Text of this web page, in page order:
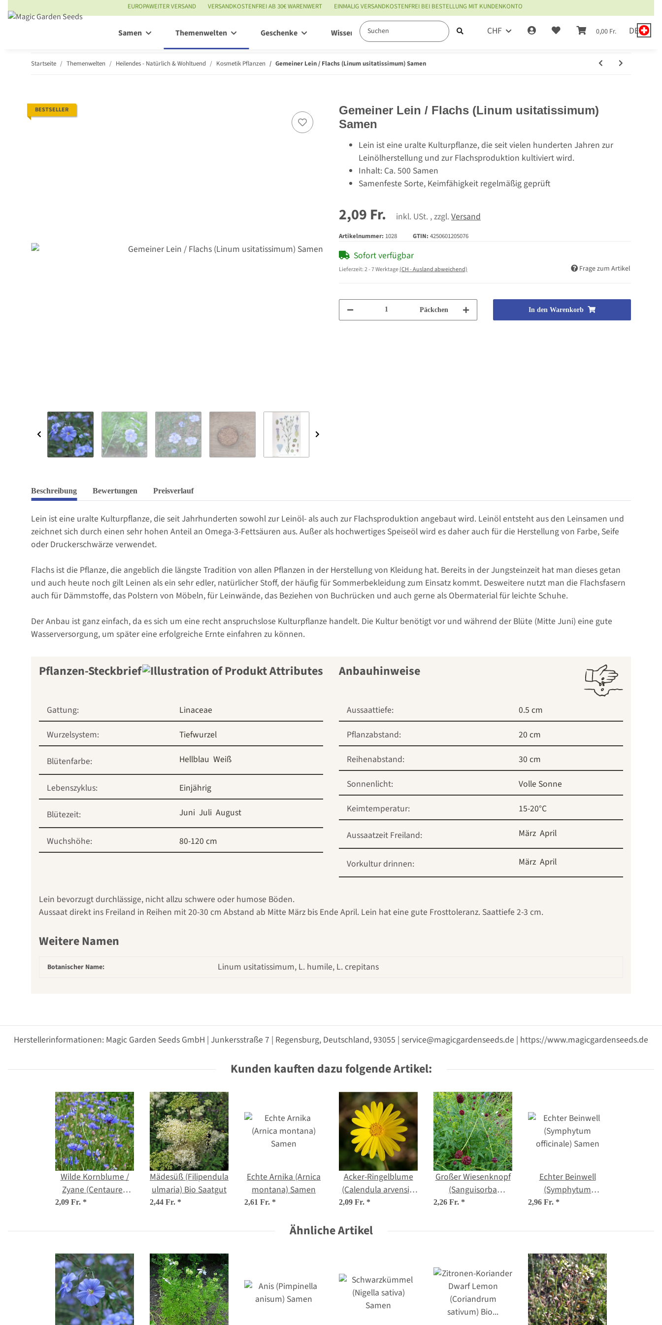
EUROPAWEITER VERSAND VERSANDKOSTENFREI AB 30€ WARENWERT EINMALIG VERSANDKOSTENFREI BEI BESTELLUNG MIT KUNDENKONTO
CHF 0,00 Fr. DE
Samen Themenwelten Geschenke Wissenswertes
Startseite Themenwelten Heilendes - Natürlich & Wohltuend Kosmetik Pflanzen Gemeiner Lein / Flachs (Linum usitatissimum) Samen
BESTSELLER
Gemeiner Lein / Flachs (Linum usitatissimum)
Samen
Lein ist eine uralte Kulturpflanze, die seit vielen hunderten Jahren zur
Leinölherstellung und zur Flachsproduktion kultiviert wird.
Inhalt: Ca. 500 Samen
Samenfeste Sorte, Keimfähigkeit regelmäßig geprüft
2,09 Fr. inkl. USt. , zzgl. Versand
Artikelnummer: 1028 GTIN: 4250601205076
Sofort verfügbar
Lieferzeit:2 - 7 Werktage(CH - Ausland abweichend) Frage zum Artikel
Päckchen In den Warenkorb
Beschreibung Bewertungen Preisverlauf
Lein ist eine uralte Kulturpflanze, die seit Jahrhunderten sowohl zur Leinöl- als auch zur Flachsproduktion angebaut wird. Leinöl entsteht aus den Leinsamen und
zeichnet sich durch einen sehr hohen Anteil an Omega-3-Fettsäuren aus. Außer als hochwertiges Speiseöl wird es daher auch für die Herstellung von Farbe, Seife
oder Druckerschwärze verwendet.
Flachs ist die Pflanze, die angeblich die längste Tradition von allen Pflanzen in der Herstellung von Kleidung hat. Bereits in der Jungsteinzeit hat man dieses getan
und auch heute noch gilt Leinen als ein sehr edler, natürlicher Stoff, der häufig für Sommerbekleidung zum Einsatz kommt. Desweitere nutzt man die Flachsfasern
auch für Dämmstoffe, das Polstern von Möbeln, für Leinwände, das Beziehen von Buchrücken und auch gerne als Obermaterial für leichte Schuhe.
Der Anbau ist ganz einfach, da es sich um eine recht anspruchslose Kulturpflanze handelt. Die Kultur benötigt vor und während der Blüte (Mitte Juni) eine gute
Wasserversorgung, um später eine erfolgreiche Ernte einfahren zu können.
Pflanzen-Steckbrief
Gattung:
Linaceae
Wurzelsystem:
Tiefwurzel
Blütenfarbe: Hellblau Weiß
Lebenszyklus: Einjährig
Blütezeit: Juni Juli August
Wuchshöhe: 80-120 cm
Anbauhinweise
Aussaattiefe:
0.5 cm
Pflanzabstand:
20 cm
Reihenabstand:
30 cm
Sonnenlicht:
Volle Sonne
Keimtemperatur:
15-20°C
Aussaatzeit Freiland: März April
Vorkultur drinnen: März April
Lein bevorzugt durchlässige, nicht allzu schwere oder humose Böden.
Aussaat direkt ins Freiland in Reihen mit 20-30 cm Abstand ab Mitte März bis Ende April. Lein hat eine gute Frosttoleranz. Saattiefe 2-3 cm.
Weitere Namen
Botanischer Name: Linum usitatissimum, L. humile, L. crepitans
Herstellerinformationen: Magic Garden Seeds GmbH | Junkersstraße 7 | Regensburg, Deutschland, 93055 | service@magicgardenseeds.de | https://www.magicgardenseeds.de
Kunden kauften dazu folgende Artikel:
Wilde Kornblume /
Zyane (Centaurea
cyanus) Samen
2,09 Fr. *
Mädesüß (Filipendula
ulmaria) Bio Saatgut
2,44 Fr. *
Echte Arnika (Arnica
montana) Samen
2,61 Fr. *
Acker-Ringelblume
(Calendula arvensis)
Samen
2,09 Fr. *
Großer Wiesenknopf
(Sanguisorba
officinalis) Samen
2,26 Fr. *
Echter Beinwell
(Symphytum
officinale) Samen
2,96 Fr. *
Ähnliche Artikel